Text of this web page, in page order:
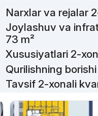
Narxlar va rejalar
Joylashuv va
73 m²
Xususiyatlari 2-
Qurilishning
Tavsif 2-xonali